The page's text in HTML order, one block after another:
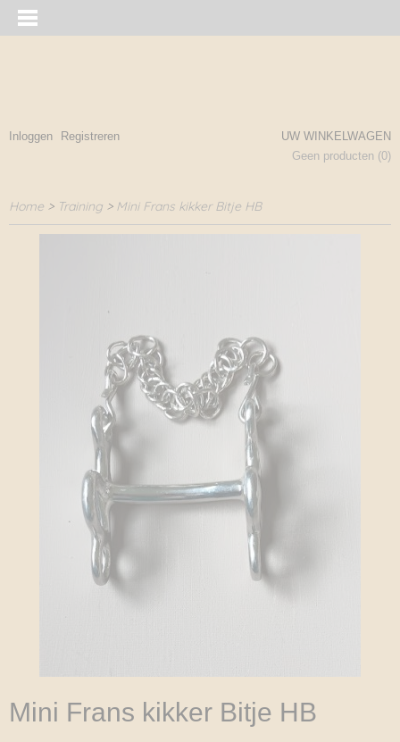
Inloggen Registreren
UW WINKELWAGEN
Geen producten (0)
Home > Training > Mini Frans kikker Bitje HB
Mini Frans kikker Bitje HB